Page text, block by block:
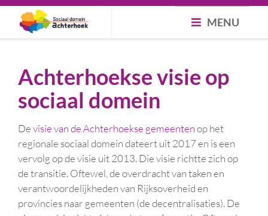
MENU
Achterhoekse visie op
sociaal domein
Devisie van de Achterhoekse gemeentenop het
regionale sociaal domein dateert uit 2017 en is een
vervolg op de visie uit 2013. Die visie richtte zich op
de transitie. Oftewel, de overdracht van taken en
verantwoordelijkheden van Rijksoverheid en
provincies naar gemeenten (de decentralisaties). De